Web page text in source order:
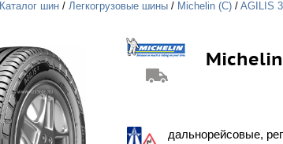
Каталог шин / Легкогрузовые шины / Michelin (C) / AGILIS 3
Michelin
дальнорейсовые,